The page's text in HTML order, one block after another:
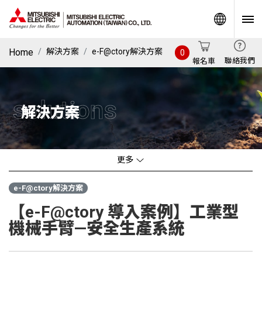
Home 解決方案 e-F@ctory解決方案
報名車
0
聯絡我們
解決方案
solutions
更多
e-F@ctory解決方案
【e-F@ctory 導入案例】工業型
機械手臂—安全生產系統